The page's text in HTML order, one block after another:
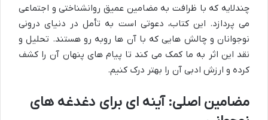
چندلایه که با ظرافت به مضامین عمیق روانشناختی و اجتماعی
می پردازد. این کتاب، دعوتی است به تأمل در دنیای درونی
نوجوانان و چالش هایی که با آن ها روبه رو هستند. تحلیل و
نقد این اثر به ما کمک می کند تا پیام های پنهان آن را کشف
کرده و ارزش ادبی آن را بهتر درک کنیم.
مضامین اصلی: آینه ای برای دغدغه های